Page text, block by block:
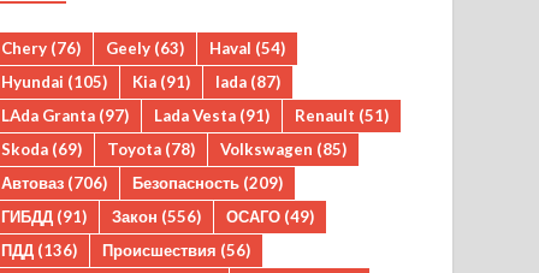
Chery (76) Geely (63) Haval (54)
Hyundai (105) Kia (91) lada (87)
LAda Granta (97) Lada Vesta (91) Renault (51)
Skoda (69) Toyota (78) Volkswagen (85)
Автоваз (706) Безопасность (209)
ГИБДД (91) Закон (556) ОСАГО (49)
ПДД (136) Происшествия (56)